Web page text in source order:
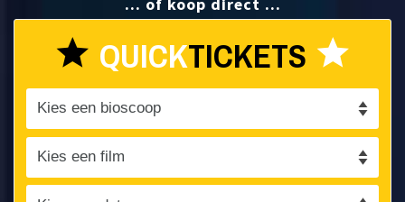
star QUICKTICKETS star